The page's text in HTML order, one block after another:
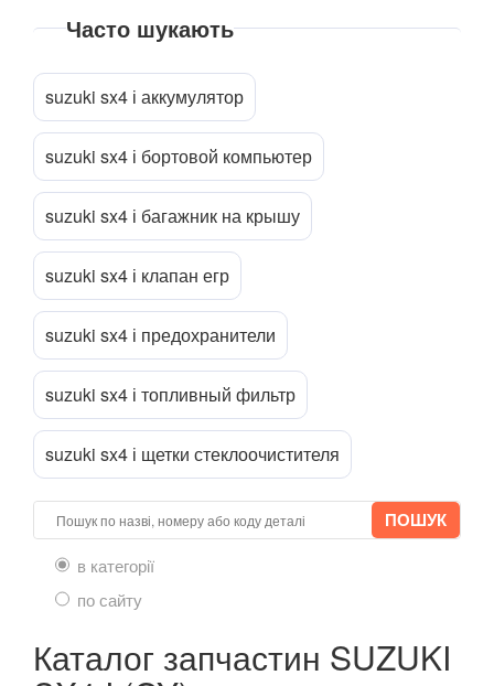
SX4 S-Cross
Vitara IV (LY)
Wagon R+ I (EM)
Wagon R+ II (MM)
XL-7 I
Splash
TESLA
TOYOTA
VOLKSWAGEN
VOLVO
В наявності!
Прикріпити файл
Часто шукають
suzuki sx4 і аккумулятор
suzuki sx4 і бортовой компьютер
suzuki sx4 і багажник на крышу
suzuki sx4 і клапан егр
suzuki sx4 і предохранители
suzuki sx4 і топливный фильтр
suzuki sx4 і щетки стеклоочистителя
в категорії
по сайту
Каталог запчастин SUZUKI